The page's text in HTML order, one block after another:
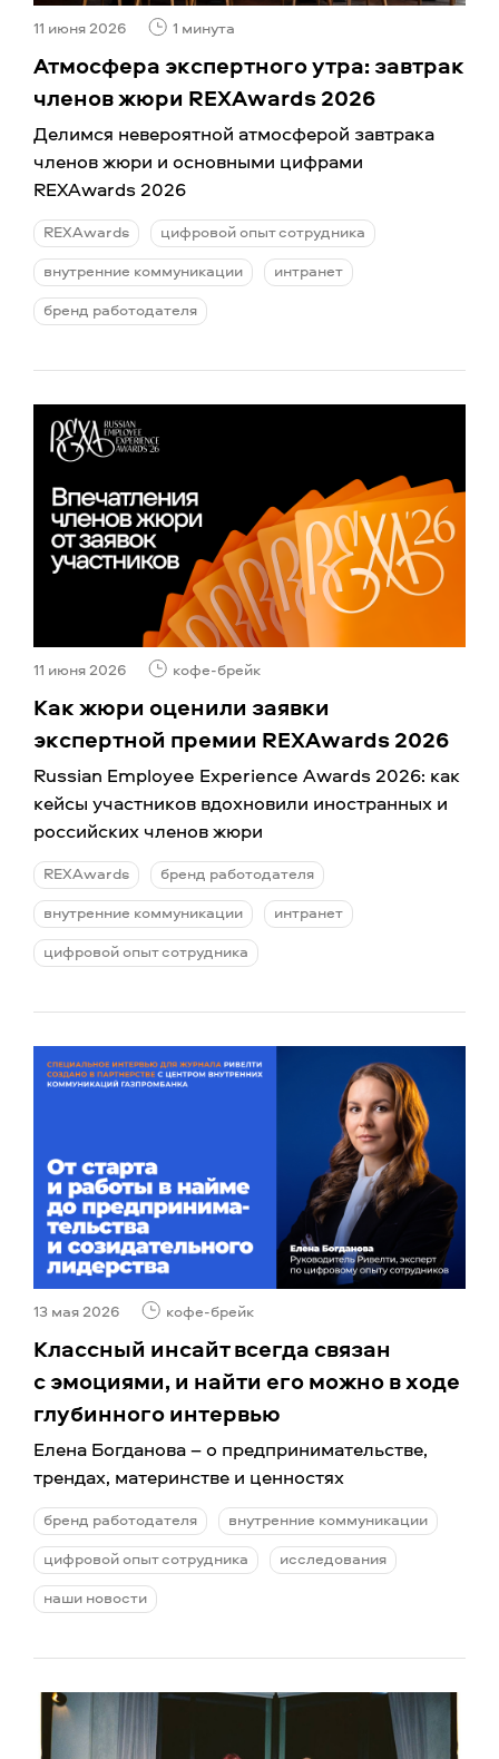
11 июня 2026 1 минута
Атмосфера экспертного утра: завтрак
членов жюри REXAwards 2026
Делимся невероятной атмосферой завтрака
членов жюри и основными цифрами
REXAwards 2026
REXAwards
цифровой опыт сотрудника
внутренние коммуникации
интранет
бренд работодателя
11 июня 2026 кофе-брейк
Как жюри оценили заявки
экспертной премии REXAwards 2026
Russian Employee Experience Awards 2026: как
кейсы участников вдохновили иностранных и
российских членов жюри
REXAwards
бренд работодателя
внутренние коммуникации
интранет
цифровой опыт сотрудника
13 мая 2026 кофе-брейк
Классный инсайт всегда связан
с эмоциями, и найти его можно в ходе
глубинного интервью
Елена Богданова – о предпринимательстве,
трендах, материнстве и ценностях
бренд работодателя
внутренние коммуникации
цифровой опыт сотрудника
исследования
наши новости